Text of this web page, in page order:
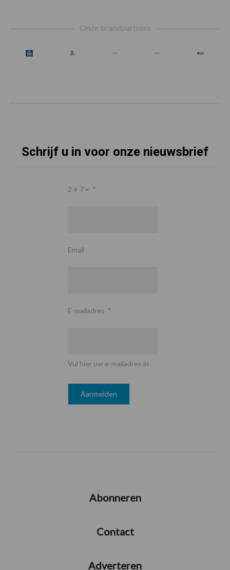
Onze brandpartners
Schrijf u in voor onze nieuwsbrief
2 + 7 = *
Email
E-mailadres *
Vul hier uw e-mailadres in
Abonneren
Contact
Adverteren